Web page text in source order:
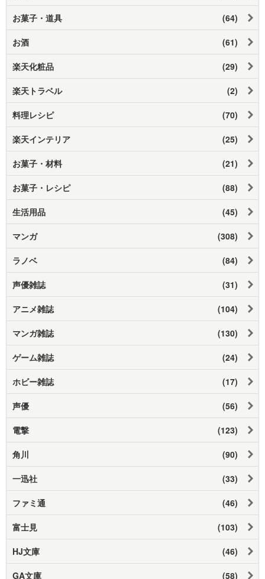
お菓子・道具 (64)
お酒 (61)
楽天化粧品 (29)
楽天トラベル (2)
料理レシピ (70)
楽天インテリア (25)
お菓子・材料 (21)
お菓子・レシピ (88)
生活用品 (45)
マンガ (308)
ラノベ (84)
声優雑誌 (31)
アニメ雑誌 (104)
マンガ雑誌 (130)
ゲーム雑誌 (24)
ホビー雑誌 (17)
声優 (56)
電撃 (123)
角川 (90)
一迅社 (33)
ファミ通 (46)
富士見 (103)
HJ文庫 (46)
GA文庫 (58)